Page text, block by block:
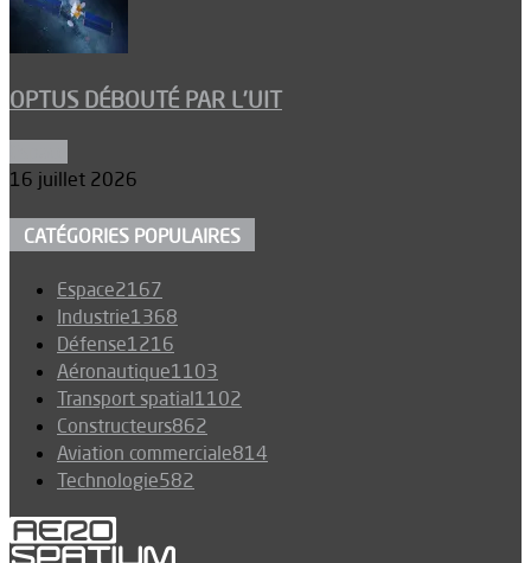
OPTUS DÉBOUTÉ PAR L’UIT
16 juillet 2026
CATÉGORIES POPULAIRES
Espace2167
Industrie1368
Défense1216
Aéronautique1103
Transport spatial1102
Constructeurs862
Aviation commerciale814
Technologie582